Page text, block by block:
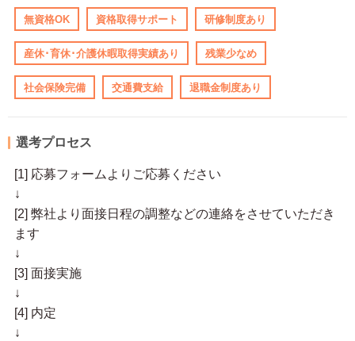
無資格OK 資格取得サポート 研修制度あり
産休･育休･介護休暇取得実績あり 残業少なめ
社会保険完備 交通費支給 退職金制度あり
選考プロセス
[1] 応募フォームよりご応募ください
↓
[2] 弊社より面接日程の調整などの連絡をさせていただき
ます
↓
[3] 面接実施
↓
[4] 内定
↓